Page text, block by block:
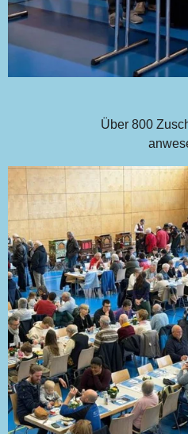
Über 800